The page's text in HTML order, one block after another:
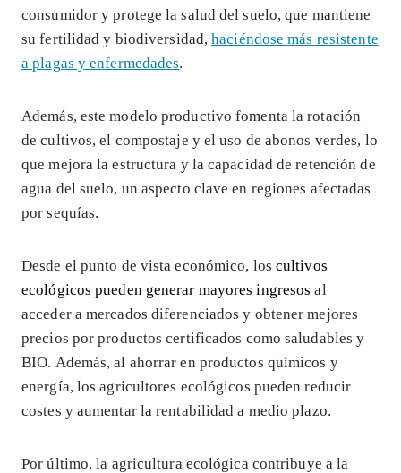
consumidor y protege la salud del suelo, que mantiene
su fertilidad y biodiversidad,haciéndose más resistente
a plagas y enfermedades.
Además, este modelo productivo fomenta la rotación
de cultivos, el compostaje y el uso de abonos verdes, lo
que mejora la estructura y la capacidad de retención de
agua del suelo, un aspecto clave en regiones afectadas
por sequías.
Desde el punto de vista económico, los cultivos
ecológicos pueden generar mayores ingresos al
acceder a mercados diferenciados y obtener mejores
precios por productos certificados como saludables y
BIO. Además, al ahorrar en productos químicos y
energía, los agricultores ecológicos pueden reducir
costes y aumentar la rentabilidad a medio plazo.
Por último, la agricultura ecológica contribuye a la